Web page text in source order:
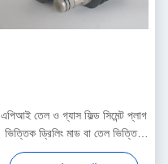
এপিআই তেল ও গ্যাস ফিল্ড সিমেন্ট প্লাগ
ভিত্তিক ড্রিলিং মাড বা তেল ভিত্তিক
ডালিং মাড এবং পিডিসি ড্রিলযোগ্য